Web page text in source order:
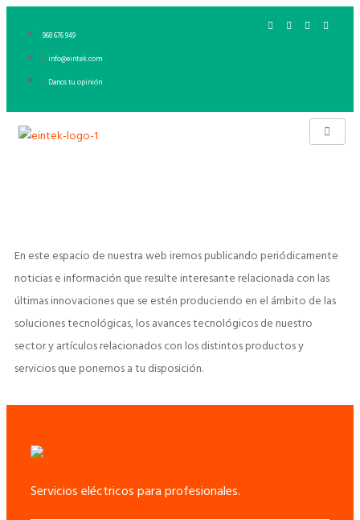
968 676 949
info@eintek.com
Danos tu opinión
En este espacio de nuestra web iremos publicando periódicamente
noticias e información que resulte interesante relacionada con las
últimas innovaciones que se estén produciendo en el ámbito de las
soluciones tecnológicas, los avances tecnológicos de nuestro
sector y artículos relacionados con los distintos productos y
servicios que ponemos a tu disposición.
Servicios eléctricos para profesionales.